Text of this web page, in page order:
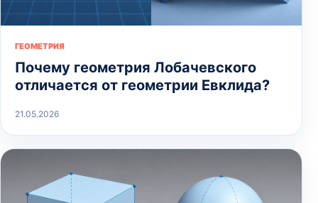
ГЕОМЕТРИЯ
Почему геометрия Лобачевского
отличается от геометрии Евклида?
21.05.2026